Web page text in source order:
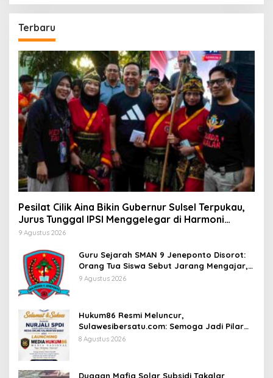
Terbaru
Pesilat Cilik Aina Bikin Gubernur Sulsel Terpukau,
Jurus Tunggal IPSI Menggelegar di Harmoni
Kemanusiaan
9 Agustus 2026
Guru Sejarah SMAN 9 Jeneponto Disorot:
Orang Tua Siswa Sebut Jarang Mengajar,
Sekolah Bungkam
9 Agustus 2026
Hukum86 Resmi Meluncur,
Sulawesibersatu.com: Semoga Jadi Pilar
Informasi Hukum yang Berintegritas
8 Agustus 2026
Dugaan Mafia Solar Subsidi Takalar